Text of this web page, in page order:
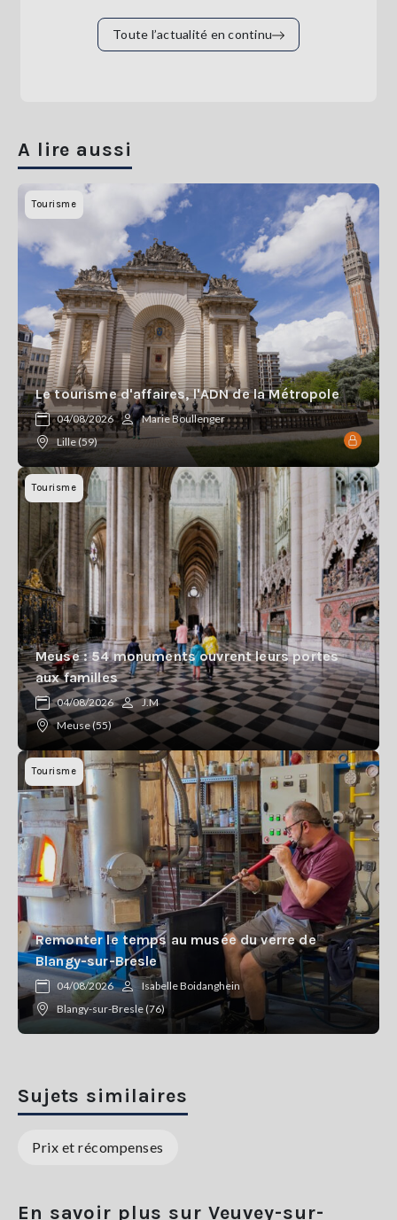
Toute l’actualité en continu
A lire aussi
Tourisme
Le tourisme d'affaires, l'ADN de la Métropole
04/08/2026
Marie Boullenger
Lille (59)
Tourisme
Meuse : 54 monuments ouvrent leurs portes
aux familles
04/08/2026
J.M
Meuse (55)
Tourisme
Remonter le temps au musée du verre de
Blangy-sur-Bresle
04/08/2026
Isabelle Boidanghein
Blangy-sur-Bresle (76)
Sujets similaires
Prix et récompenses
En savoir plus sur Veuvey-sur-